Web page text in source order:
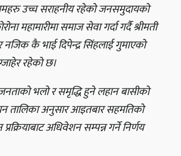
उच्च सराहनीय रहेको जनसमुदायको
महामारीमा समाज सेवा गर्दा गर्दै श्रीमती
नजिक कै भाई दिपेन्द्र सिंहलाई गुमाएको
रहेको छ।
भलो र समृद्धि हुने लहान बासीको
तालिका अनुसार आइतबार सहमतिको
प्रक्रियाबाट अधिवेशन सम्पन्न गर्ने निर्णय